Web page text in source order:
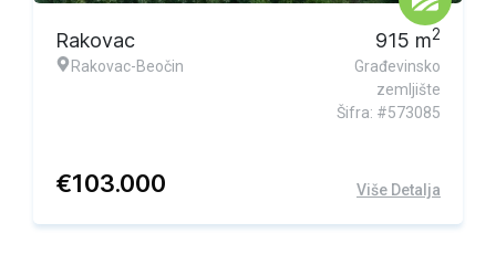
Rakovac
Rakovac-Beočin
915 m2
Građevinsko
zemljište
Šifra: #573085
€103.000 Više Detalja